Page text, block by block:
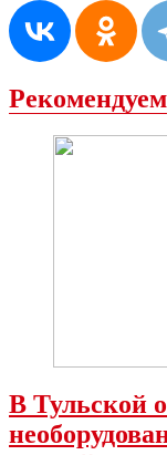
Рекомендуем
В Тульской